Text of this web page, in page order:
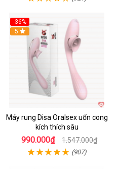
-36%
5
Máy rung Disa Oralsex uốn cong
kích thích sâu
990.000₫ 1.547.000₫
(907)